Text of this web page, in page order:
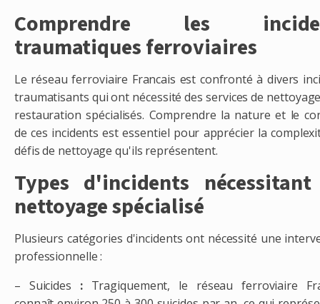
Comprendre les
traumatiques ferroviaires
Le réseau ferroviaire Francais est confronté à divers
traumatisants qui ont nécessité des services de
restauration spécialisés. Comprendre la nature et le
de ces incidents est essentiel pour apprécier la
défis de nettoyage qu'ils représentent.
Types d'incidents
nettoyage spécialisé
Plusieurs catégories d'incidents ont nécessité une
professionnelle :
– Suicides :Tragiquement, le réseau ferroviaire